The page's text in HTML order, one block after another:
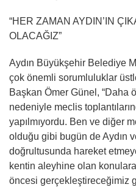
“HER ZAMAN AYDIN’IN
OLACAĞIZ”
Aydın Büyükşehir Belediye
çok önemli sorumluluklar
Başkan Ömer Günel, “Daha
nedeniyle meclis
yapılmıyordu. Ben ve diğer
olduğu gibi bugün de Aydın
doğrultusunda hareket
kentin aleyhine olan
öncesi gerçekleştireceğimiz